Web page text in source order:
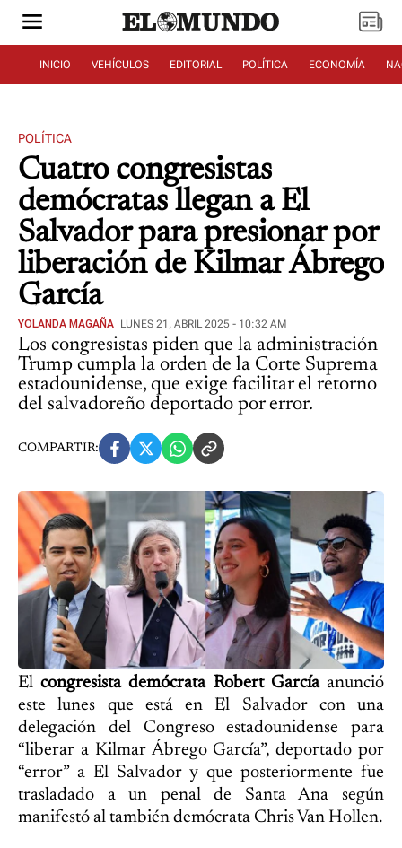
INICIO VEHÍCULOS EDITORIAL POLÍTICA ECONOMÍA
POLÍTICA
Cuatro congresistas
demócratas llegan a El
Salvador para presionar por
liberación de Kilmar Ábrego
García
YOLANDA MAGAÑA LUNES 21, ABRIL 2025 - 10:32 AM
Los congresistas piden que la administración
Trump cumpla la orden de la Corte Suprema
estadounidense, que exige facilitar el retorno
del salvadoreño deportado por error.
COMPARTIR:
Elcongresista demócrata Robert Garcíaanunció
este lunes que está en El Salvador con una
delegación del Congreso estadounidense para
“liberar a Kilmar Ábrego García”, deportado por
“error” a El Salvador y que posteriormente fue
trasladado a un penal de Santa Ana según
manifestó al también demócrata Chris Van Hollen.